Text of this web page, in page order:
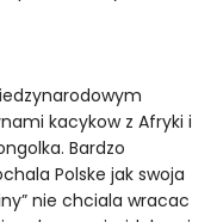
kacykow z Afryki i
Bardzo
Polske jak swoja
nie chciala wracac